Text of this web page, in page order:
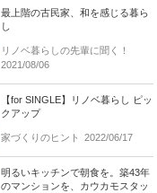
最上階の古民家、和を感じる暮ら
し
リノベ暮らしの先輩に聞く！
2021/08/06
【for SINGLE】リノベ暮らし ピッ
クアップ
家づくりのヒント 2022/06/17
明るいキッチンで朝食を。築43年
のマンションを、カウカモスタッ